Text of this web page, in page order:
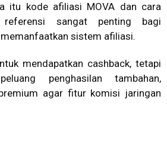
itu kode afiliasi MOVA dan cara
referensi sangat penting bagi
sistem afiliasi.
mendapatkan cashback, tetapi
penghasilan tambahan,
agar fitur komisi jaringan